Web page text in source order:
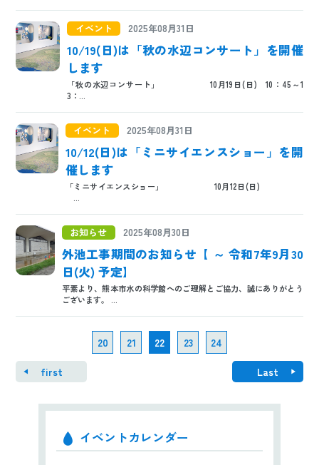
イベント 2025年08月31日
10/19(日)は「秋の水辺コンサート」を開催
します
「秋の水辺コンサート」 10月19日(日) 10：45～1
3：...
イベント 2025年08月31日
10/12(日)は「ミニサイエンスショー」を開
催します
「ミニサイエンスショー」 10月12日(日)
お知らせ 2025年08月30日
外池工事期間のお知らせ【 ～ 令和7年9月30
日(火) 予定】
平素より、熊本市水の科学館へのご理解とご協力、誠にありがとう
ございます。 ...
first
20 21 22 23 24
Last
イベントカレンダー